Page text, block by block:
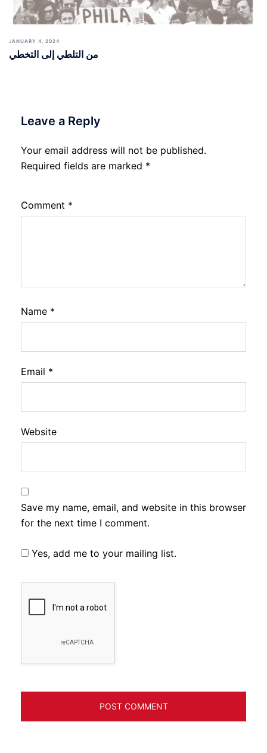
JANUARY 4, 2024
من التلطي إلى التخطي
Leave a Reply
Your email address will not be published.
Required fields are marked *
Comment *
Name *
Email *
Website
Save my name, email, and website in this browser
for the next time I comment.
Yes, add me to your mailing list.